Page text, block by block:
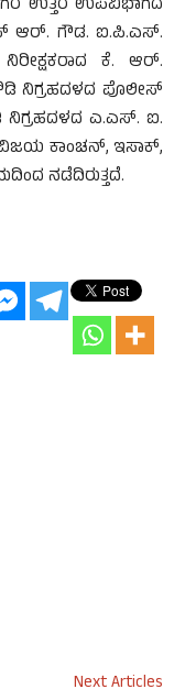
ಉತ್ತರ ಉಪವಿಭಾಗದ
ಆರ್. ಗೌಡ. ಐ.ಪಿ.ಎಸ್.
ಕೆ. ಆರ್.
ನಿಗ್ರಹದಳದ ಪೊಲೀಸ್
ನಿಗ್ರಹದಳದ ಎ.ಎಸ್. ಐ.
ಕಾಂಚನ್, ಇಸಾಕ್,
ನಡೆದಿರುತ್ತದೆ.
Next Articles